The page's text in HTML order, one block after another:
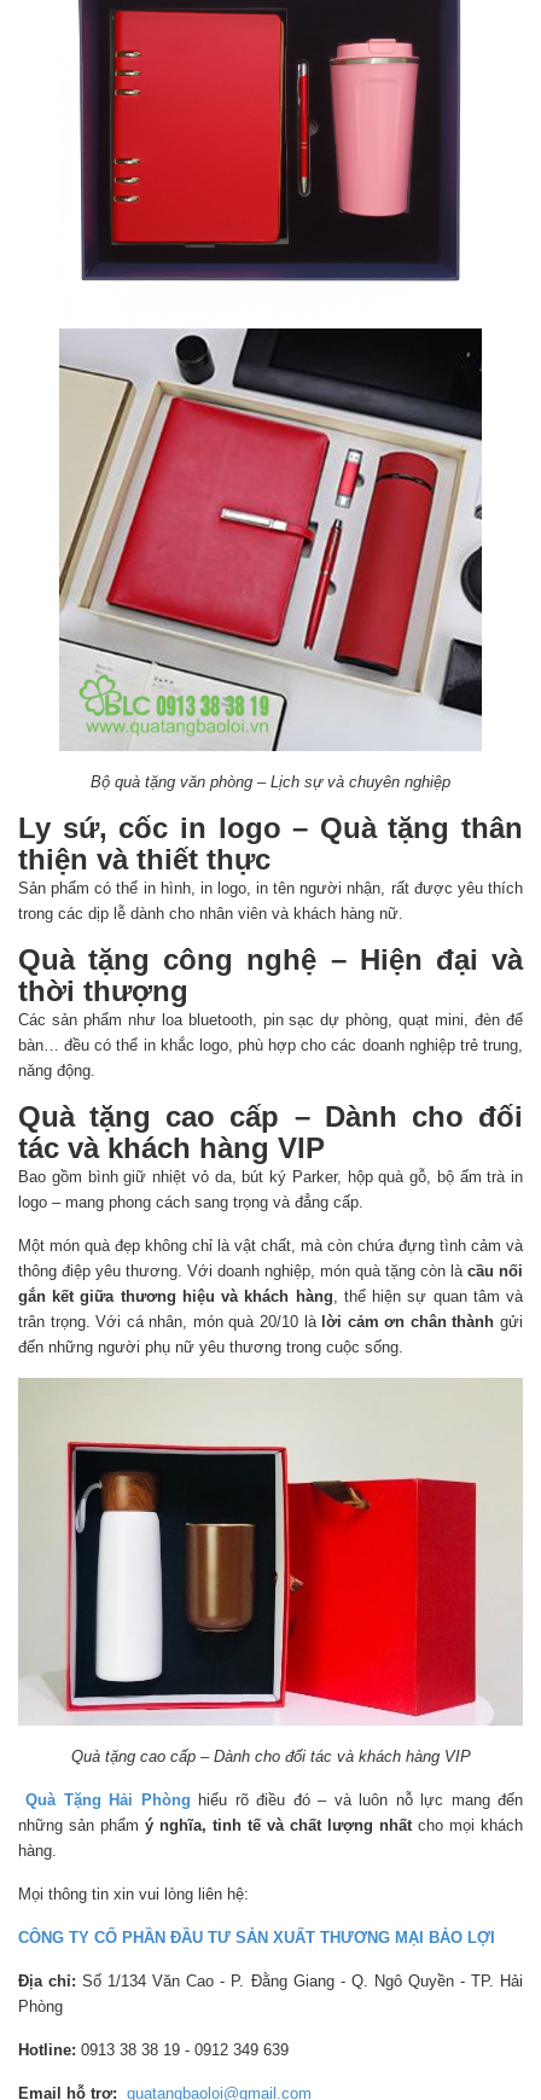
Bộ quà tặng văn phòng – Lịch sự và chuyên nghiệp
Ly sứ, cốc in logo – Quà tặng thân
thiện và thiết thực
Sản phẩm có thể in hình, in logo, in tên người nhận, rất được yêu thích
trong các dịp lễ dành cho nhân viên và khách hàng nữ.
Quà tặng công nghệ – Hiện đại và
thời thượng
Các sản phẩm như loa bluetooth, pin sạc dự phòng, quạt mini, đèn để
bàn… đều có thể in khắc logo, phù hợp cho các doanh nghiệp trẻ trung,
năng động.
Quà tặng cao cấp – Dành cho đối
tác và khách hàng VIP
Bao gồm bình giữ nhiệt vỏ da, bút ký Parker, hộp quà gỗ, bộ ấm trà in
logo – mang phong cách sang trọng và đẳng cấp.
Một món quà đẹp không chỉ là vật chất, mà còn chứa đựng tình cảm và
thông điệp yêu thương. Với doanh nghiệp, món quà tặng còn là cầu nối
gắn kết giữa thương hiệu và khách hàng, thể hiện sự quan tâm và
trân trọng. Với cá nhân, món quà 20/10 là lời cảm ơn chân thành gửi
đến những người phụ nữ yêu thương trong cuộc sống.
Quà tặng cao cấp – Dành cho đối tác và khách hàng VIP
Quà Tặng Hải Phòng hiểu rõ điều đó – và luôn nỗ lực mang đến
những sản phẩm ý nghĩa, tinh tế và chất lượng nhất cho mọi khách
hàng.
Mọi thông tin xin vui lòng liên hệ:
CÔNG TY CỔ PHẦN ĐẦU TƯ SẢN XUẤT THƯƠNG MẠI BẢO LỢI
Địa chỉ:Số 1/134 Văn Cao - P. Đằng Giang - Q. Ngô Quyền - TP. Hải
Phòng
Hotline: 0913 38 38 19 - 0912 349 639
Email hỗ trợ: quatangbaoloi@gmail.com